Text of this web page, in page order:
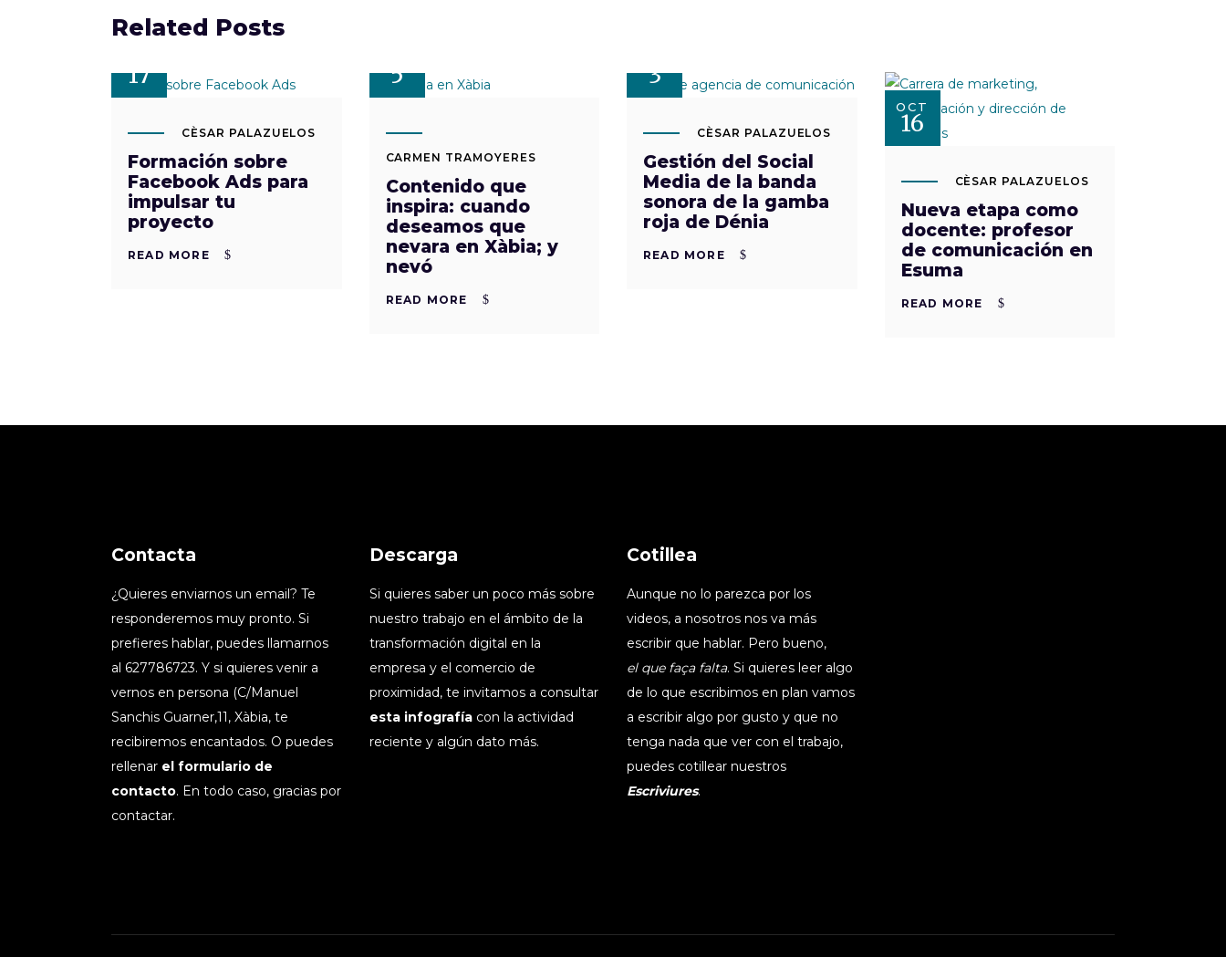
Related Posts
17
CÈSAR PALAZUELOS
Formación sobre
Facebook Ads para
impulsar tu
proyecto
READ MORE
5
CARMEN TRAMOYERES
Contenido que
inspira: cuando
deseamos que
nevara en Xàbia; y
nevó
READ MORE
3
CÈSAR PALAZUELOS
Gestión del Social
Media de la banda
sonora de la gamba
roja de Dénia
READ MORE
OCT
16
CÈSAR PALAZUELOS
Nueva etapa como
docente: profesor
de comunicación en
Esuma
READ MORE
Contacta
¿Quieres enviarnos un email? Te
responderemos muy pronto. Si
prefieres hablar, puedes llamarnos
al 627786723. Y si quieres venir a
vernos en persona (C/Manuel
Sanchis Guarner,11, Xàbia, te
recibiremos encantados. O puedes
rellenar el formulario de
contacto. En todo caso, gracias por
contactar.
Descarga
Si quieres saber un poco más sobre
nuestro trabajo en el ámbito de la
transformación digital en la
empresa y el comercio de
proximidad, te invitamos a consultar
esta infografíacon la actividad
reciente y algún dato más.
Cotillea
Aunque no lo parezca por los
videos, a nosotros nos va más
escribir que hablar. Pero bueno,
el que faça falta. Si quieres leer algo
de lo que escribimos en plan vamos
a escribir algo por gusto y que no
tenga nada que ver con el trabajo,
puedes cotillear nuestros
Escriviures.